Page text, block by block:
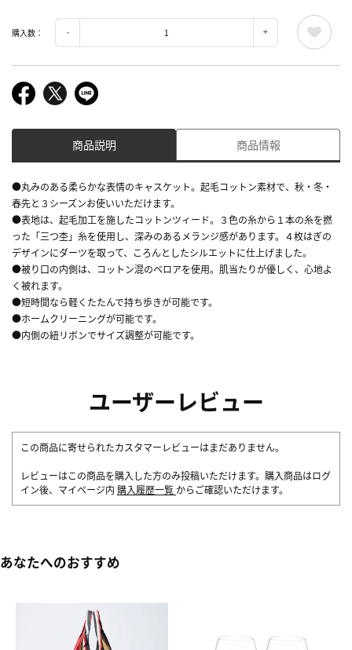
購入数：
商品説明 商品情報
●丸みのある柔らかな表情のキャスケット。起毛コットン素材で、秋・冬・
春先と３シーズンお使いいただけます。
●表地は、起毛加工を施したコットンツィード。３色の糸から１本の糸を撚
った「三つ杢」糸を使用し、深みのあるメランジ感があります。４枚はぎの
デザインにダーツを取って、ころんとしたシルエットに仕上げました。
●被り口の内側は、コットン混のベロアを使用。肌当たりが優しく、心地よ
く被れます。
●短時間なら軽くたたんで持ち歩きが可能です。
●ホームクリーニングが可能です。
●内側の紐リボンでサイズ調整が可能です。
ユーザーレビュー
この商品に寄せられたカスタマーレビューはまだありません。
レビューはこの商品を購入した方のみ投稿いただけます。購入商品はログ
イン後、マイページ内 購入履歴一覧 からご確認いただけます。
あなたへのおすすめ